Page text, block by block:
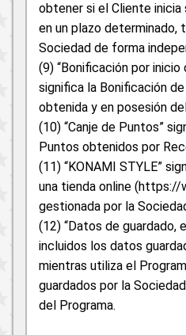
obtener si el Cliente inicia
en un plazo determinado,
Sociedad de forma
(9) “Bonificación por inicio
significa la Bonificación
obtenida y en posesión
(10) “Canje de Puntos”
Puntos obtenidos por
(11) “KONAMI STYLE”
una tienda online
gestionada por la
(12) “Datos de guardado,
incluidos los datos
mientras utiliza el
guardados por la
del Programa.